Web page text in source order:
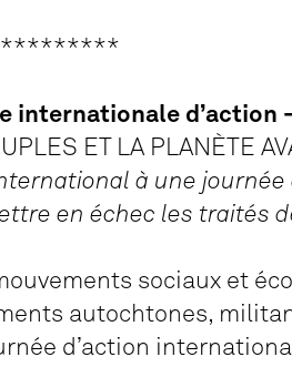
internationale d’action
ET LA PLANÈTE
à une journée
en échec les traités
sociaux et
autochtones,
d’action